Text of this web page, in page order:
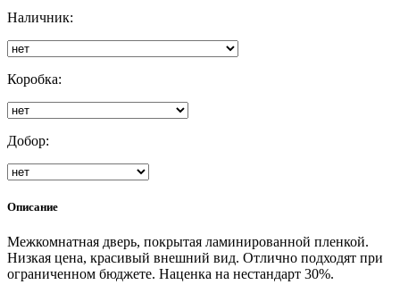
Наличник:
Коробка:
Добор:
Описание
Межкомнатная дверь, покрытая ламинированной пленкой.
Низкая цена, красивый внешний вид. Отлично подходят при
ограниченном бюджете. Наценка на нестандарт 30%.